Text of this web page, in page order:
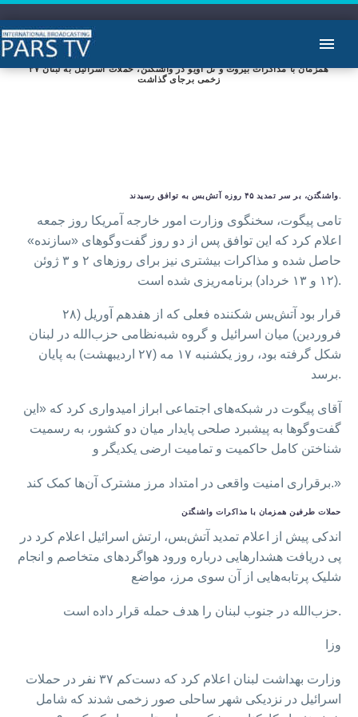
همزمان با مذاکرات بیروت و تل آویو در واشنگتن، حملات اسرائیل به لبنان ۳۷
زخمی برجای گذاشت
تامی پیگوت، سخنگوی وزارت امور خارجه آمریکا روز جمعه
اعلام کرد که این توافق پس از دو روز گفت‌وگوهای «سازنده»
حاصل شده و مذاکرات بیشتری نیز برای روزهای ۲ و ۳ ژوئن
(۱۲ و ۱۳ خرداد) برنامه‌ریزی شده است.
قرار بود آتش‌بس شکننده فعلی که از هفدهم آوریل (۲۸
فروردین) میان اسرائیل و گروه شبه‌نظامی حزب‌الله در لبنان
شکل گرفته بود، روز یکشنبه ۱۷ مه (۲۷ اردیبهشت) به پایان
برسد.
آقای پیگوت در شبکه‌های اجتماعی ابراز امیدواری کرد که «این
گفت‌وگوها به پیشبرد صلحی پایدار میان دو کشور، به رسمیت
شناختن کامل حاکمیت و تمامیت ارضی یکدیگر و
برقراری امنیت واقعی در امتداد مرز مشترک آن‌ها کمک کند.»
حملات طرفین همزمان با مذاکرات واشنگتن
اندکی پیش از اعلام تمدید آتش‌بس، ارتش اسرائیل اعلام کرد در
پی دریافت هشدارهایی درباره ورود هواگردهای متخاصم و انجام
شلیک‌ پرتابه‌هایی از آن سوی مرز، مواضع
حزب‌الله در جنوب لبنان را هدف حمله قرار داده است.
وزا
وزارت بهداشت لبنان اعلام کرد که دست‌کم ۳۷ نفر در حملات
اسرائیل در نزدیکی شهر ساحلی صور زخمی شدند که شامل